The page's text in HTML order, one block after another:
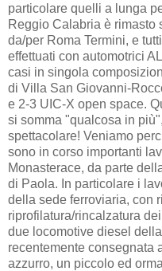
particolare quelli a lunga
Reggio Calabria è rimasto
da/per Roma Termini, e
effettuati con automotrici
casi in singola
di Villa San Giovanni-
e 2-3 UIC-X open space.
si somma "qualcosa in
spettacolare! Veniamo
sono in corso importanti
Monasterace, da parte
di Paola. In particolare i
della sede ferroviaria, con
riprofilatura/rincalzatura
due locomotive diesel
recentemente consegnata
azzurro, un piccolo ed